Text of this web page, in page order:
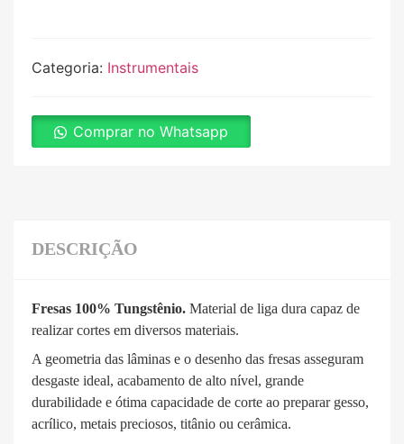
Categoria: Instrumentais
Comprar no Whatsapp
DESCRIÇÃO
Fresas 100% Tungstênio. Material de liga dura capaz de
realizar cortes em diversos materiais.
A geometria das lâminas e o desenho das fresas asseguram
desgaste ideal, acabamento de alto nível, grande
durabilidade e ótima capacidade de corte ao preparar gesso,
acrílico, metais preciosos, titânio ou cerâmica.